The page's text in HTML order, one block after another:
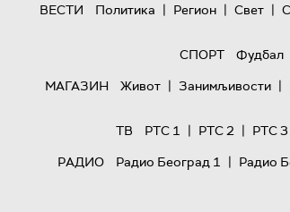
ВЕСТИ Политика | Регион | Свет |
СПОРТ
Фудбал
МАГАЗИН
Живот | Занимљивости |
ТВ
РТС 1 | РТС 2 | РТС 3
РАДИО
Радио Београд 1 | Радио